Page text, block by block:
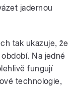
jadernou
tak ukazuje, že
Na jedné
fungují
technologie,